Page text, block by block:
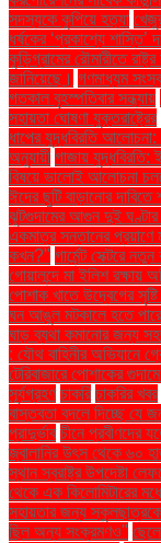
সদস্যকে কুপিয়ে হত্যা
ধর্ষকের ‘প্রকাশ্যে শাস্তি’
কুড়িগ্রামের রৌমারীতে
জানিয়েছে। গণমাধ্যম
গতকাল বৃহস্পতিবার সন্ধ্যায়
সহায়তা ঘোষণা যুক্তরাষ্ট্রের
ধাপের যুদ্ধবিরতি আলোচনা:
অনুযায়ী গাজায়
বিষয়ে ভালোই আলোচনা
ঈদের ছুটি বাড়ানোর
ঝুটগুদামের আগুন দুই ঘণ্টার
একমাত্র সন্তানের প্রয়াণে
কখন?" গার্মেন্ট সেক্টরে
গোয়ালন্দে মা ইলিশ রক্ষায়
পোশাক খাতে উদ্বেগের
ঘন আঙুল মটকালে হতে
ঘাড় ব্যথা কমানোর জন্য
: যৌথ বাহিনীর অভিযানে
টেরিবাজারে পোশাকের
সূর্যগ্রহণ চাকরি চাকরির খবর
বাস্তবতা বদলে দিচ্ছে যে
প্রাদুর্ভাব চীনে প্রবীণদের
জ্বালানির উৎস থেকে ৬০
স্থান স্বরাষ্ট্র উপদেষ্টা
থেকে এক কিলোমিটারের
সহায়তার জন্য স্কুলছাত্রকে
ছিল অন্য সংক্রমণও"